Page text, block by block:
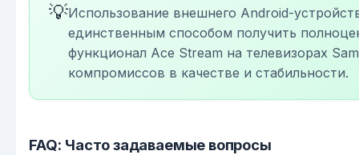
💡Использование внешнего Android-
единственным способом получить
функционал Ace Stream на телевизорах
компромиссов в качестве и стабильности.
FAQ: Часто задаваемые вопросы